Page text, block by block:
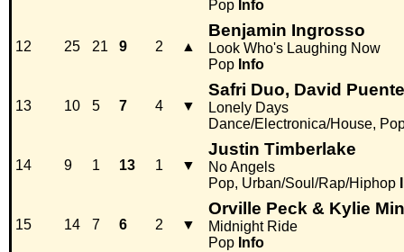
Pop Info
12 25 21 9 2 ▲
Benjamin Ingrosso
Look Who's Laughing Now
Pop Info
13 10 5 7 4 ▼
Safri Duo, David
Lonely Days
Dance/Electronica/House,
14 9 1 13 1 ▼
Justin Timberlake
No Angels
Pop, Urban/Soul/Rap/Hiphop
15 14 7 6 2 ▼
Orville Peck & Kylie
Midnight Ride
Pop Info